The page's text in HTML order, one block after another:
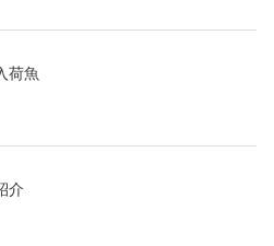
荷魚
介